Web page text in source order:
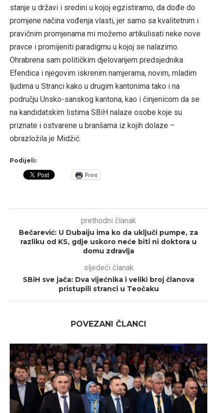
stanje u državi i sredini u kojoj egzistiramo, da dođe do
promjene načina vođenja vlasti, jer samo sa kvalitetnim i
pravičnim promjenama mi možemo artikulisati neke nove
pravce i promijeniti paradigmu u kojoj se nalazimo.
Ohrabrena sam političkim djelovanjem predsjednika
Efendica i njegovim iskrenim namjerama, novim, mladim
ljudima u Stranci kako u drugim kantonima tako i na
području Unsko-sanskog kantona, kao i činjenicom da se
na kandidatskim listima SBiH nalaze osobe koje su
priznate i ostvarene u branšama iz kojih dolaze –
obrazložila je Midžić.
Podijeli:
Print
prethodni članak
Bečarević: U Dubaiju ima ko da uključi pumpe, za
razliku od KS, gdje uskoro neće biti ni doktora u
domu zdravlja
sljedeći članak
SBiH sve jača: Dva vijećnika i veliki broj članova
pristupili stranci u Teočaku
POVEZANI ČLANCI